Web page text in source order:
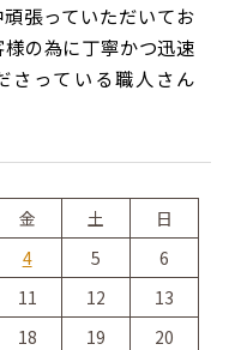
張っていただいてお
様の為に丁寧かつ迅速
さっている職人さん
金 土
日
4 5
6
11 12
13
18 19
20